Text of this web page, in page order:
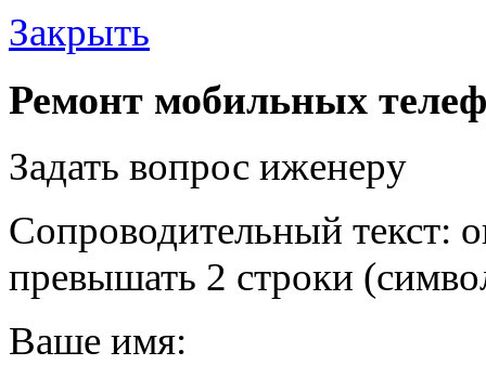
Закрыть
Ремонт мобильных
Задать вопрос иженеру
Сопроводительный текст:
превышать 2 строки
Ваше имя: